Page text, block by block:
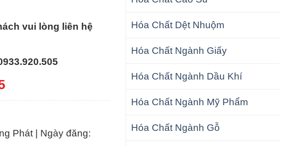
Hóa Chất Dệt Nhuộm
Hóa Chất Ngành Giấy
Hóa Chất Ngành Dầu Khí
Hóa Chất Ngành Mỹ Phẩm
Hóa Chất Ngành Gỗ
vui lòng liên hệ
Phát | Ngày đăng: